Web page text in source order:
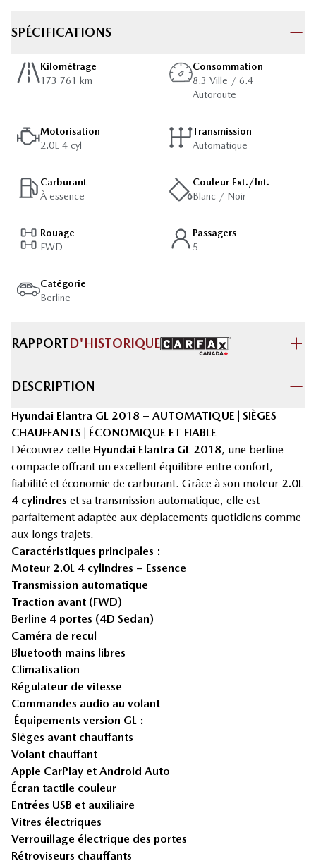
SPÉCIFICATIONS
Kilométrage
173 761 km
Consommation
8.3 Ville / 6.4
Autoroute
Motorisation
2.0L 4 cyl
Transmission
Automatique
Carburant
À essence
Couleur Ext./Int.
Blanc / Noir
Rouage
FWD
Passagers
5
Catégorie
Berline
RAPPORTD'HISTORIQUE
DESCRIPTION
Hyundai Elantra GL 2018 – AUTOMATIQUE | SIÈGES
CHAUFFANTS | ÉCONOMIQUE ET FIABLE
Découvrez cette Hyundai Elantra GL 2018, une berline
compacte offrant un excellent équilibre entre confort,
fiabilité et économie de carburant. Grâce à son moteur 2.0L
4 cylindres et sa transmission automatique, elle est
parfaitement adaptée aux déplacements quotidiens comme
aux longs trajets.
Caractéristiques principales :
Moteur 2.0L 4 cylindres – Essence
Transmission automatique
Traction avant (FWD)
Berline 4 portes (4D Sedan)
Caméra de recul
Bluetooth mains libres
Climatisation
Régulateur de vitesse
Commandes audio au volant
Équipements version GL :
Sièges avant chauffants
Volant chauffant
Apple CarPlay et Android Auto
Écran tactile couleur
Entrées USB et auxiliaire
Vitres électriques
Verrouillage électrique des portes
Rétroviseurs chauffants